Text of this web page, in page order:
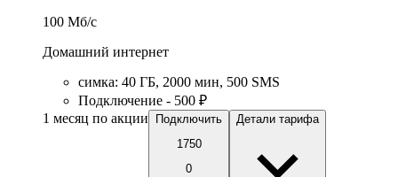
100 Мб/c
Домашний интернет
симка: 40 ГБ, 2000 мин, 500 SMS
Подключение - 500 ₽
1 месяц по акции
Подключить
1750
0
Детали тарифа